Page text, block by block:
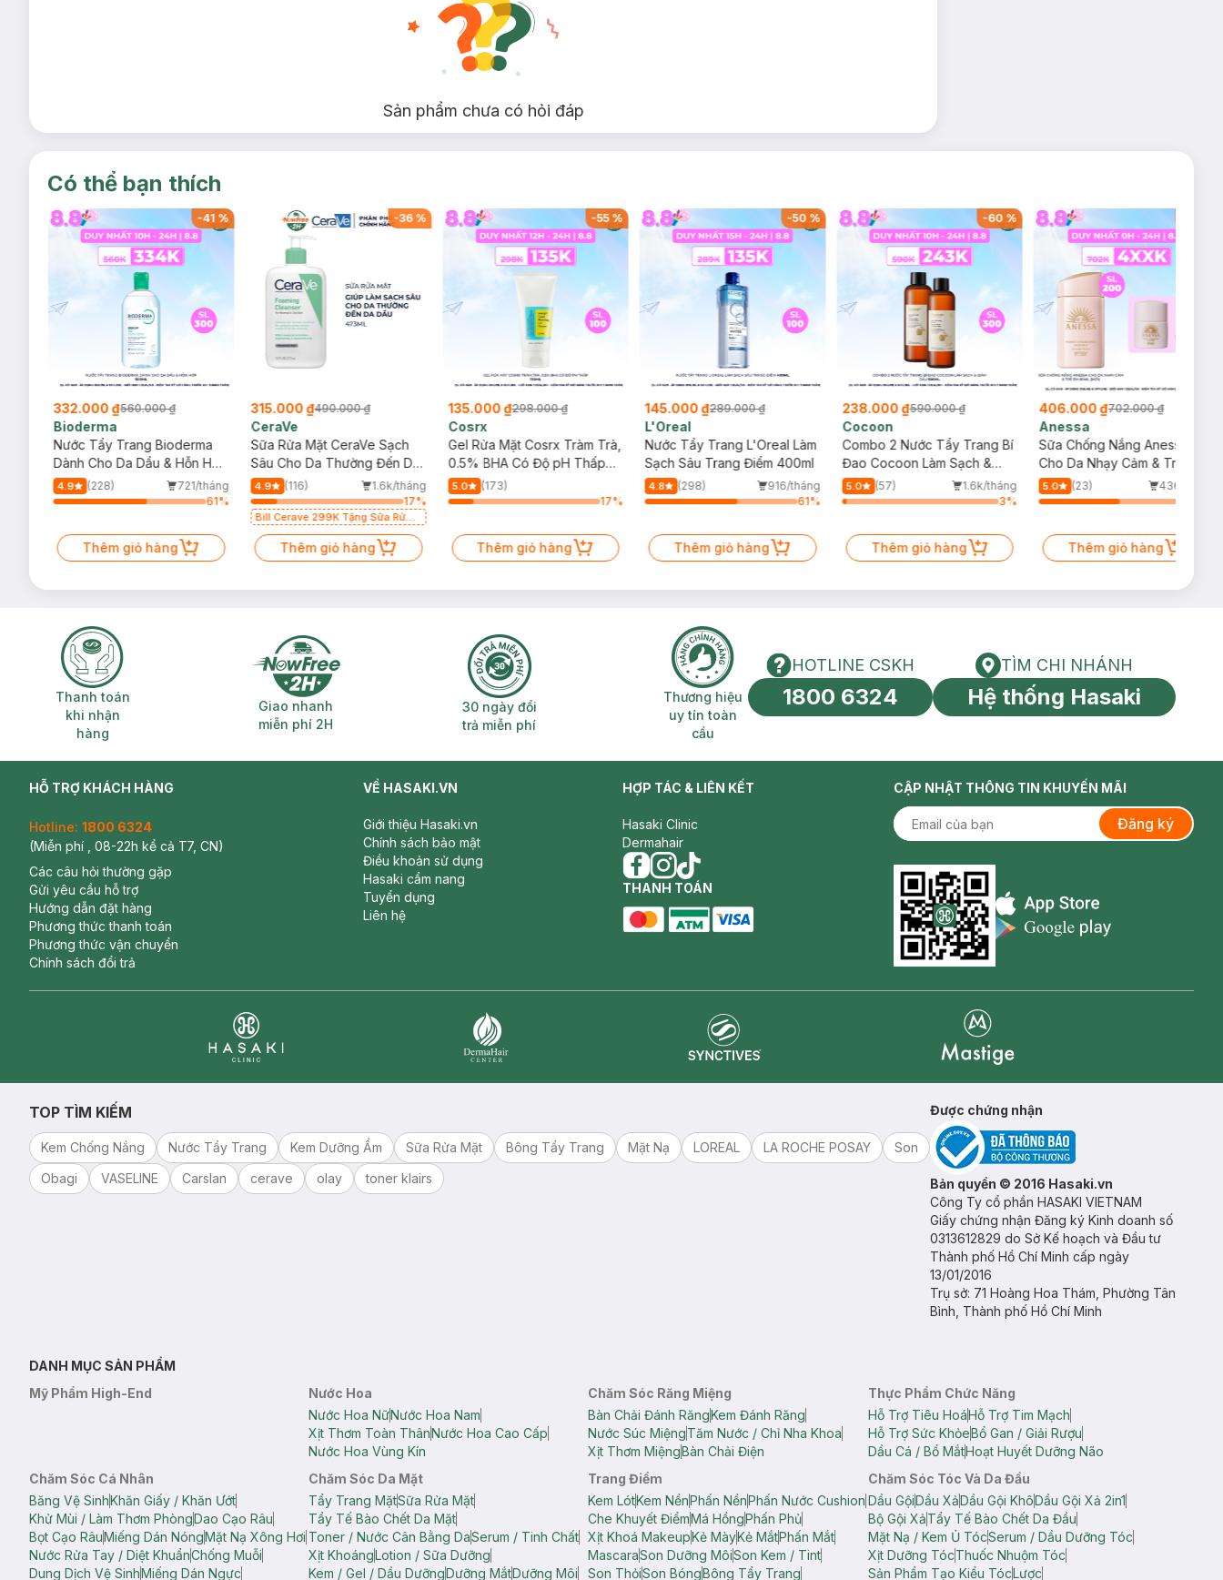
Sản phẩm chưa có hỏi đáp
Có thể bạn thích
-41 %
332.000 ₫560.000 ₫
Bioderma
Nước Tẩy Trang Bioderma
Dành Cho Da Dầu & Hỗn Hợp
500ml
4.9 (228)
721/tháng
61%
Thêm giỏ hàng
-36%
315.000 ₫490.000 ₫
CeraVe
Sữa Rửa Mặt CeraVe Sạch
Sâu Cho Da Thường Đến Da
Dầu 473ml
4.9 (116)
1.6k/tháng
17%
Bill Cerave 299K Tặng Sữa Rửa
Mặt Cerave 30ml (SL có hạn)
Thêm giỏ hàng
-55%
135.000 ₫298.000 ₫
Cosrx
Gel Rửa Mặt Cosrx Tràm Trà,
0.5% BHA Có Độ pH Thấp
150ml
5.0
(173)
17%
Thêm giỏ hàng
-50 %
145.000 ₫289.000 ₫
L'Oreal
Nước Tẩy Trang L'Oreal Làm
Sạch Sâu Trang Điểm 400ml
4.8 (298)
916/tháng
61%
Thêm giỏ hàng
-60 %
238.000 ₫590.000 ₫
Cocoon
Combo 2 Nước Tẩy Trang Bí
Đao Cocoon Làm Sạch &
Giảm Dầu 500ml
5.0 (57)
1.6k/tháng
3%
Thêm giỏ hàng
406.000 ₫702.000 ₫
Anessa
Sữa Chống Nắng Anessa
Cho Da Nhạy Cảm & Trẻ Em
60ml (Mới)
5.0 (23)
436/tháng
Thêm giỏ hàng
Thanh toán khi nhận hàng
Thanh toán
khi nhận
hàng
Giao nhanh miễn phí 2H
Giao nhanh
miễn phí 2H
30 ngày đổi trả miễn phí
30 ngày đổi
trả miễn phí
Thương hiệu uy tín toàn cầu
Thương hiệu
uy tín toàn
cầu
HOTLINE CSKH
HOTLINE CSKH
1800 6324
Tìm chi nhánh
TÌM CHI NHÁNH
Hệ thống Hasaki
HỖ TRỢ KHÁCH HÀNG
Hotline: 1800 6324
(Miễn phí , 08-22h kể cả T7, CN)
Các câu hỏi thường gặp
Gửi yêu cầu hỗ trợ
Hướng dẫn đặt hàng
Phương thức thanh toán
Phương thức vận chuyển
Chính sách đổi trả
VỀ HASAKI.VN
Giới thiệu Hasaki.vn
Chính sách bảo mật
Điều khoản sử dụng
Hasaki cẩm nang
Tuyển dụng
Liên hệ
HỢP TÁC & LIÊN KẾT
Hasaki Clinic
Dermahair
facebook
instagram
tiktok
THANH TOÁN
CẬP NHẬT THÔNG TIN KHUYẾN MÃI
Đăng ký
Appstore icon
TOP TÌM KIẾM
Kem Chống Nắng Nước Tẩy Trang Kem Dưỡng Ẩm Sữa Rửa Mặt Bông Tẩy Trang Mặt Nạ LOREAL LA ROCHE POSAY
Son
Obagi
VASELINE Carslan cerave olay toner klairs
Được chứng nhận
Bản quyền © 2016 Hasaki.vn
Công Ty cổ phần HASAKI VIETNAM
Giấy chứng nhận Đăng ký Kinh doanh số
0313612829 do Sở Kế hoạch và Đầu tư
Thành phố Hồ Chí Minh cấp ngày
13/01/2016
Trụ sở: 71 Hoàng Hoa Thám, Phường Tân
Bình, Thành phố Hồ Chí Minh
DANH MỤC SẢN PHẨM
Mỹ Phẩm High-End
Nước Hoa
Nước Hoa NữNước Hoa Nam
Xịt Thơm Toàn ThânNước Hoa Cao Cấp
Nước Hoa Vùng Kín
Chăm Sóc Răng Miệng
Bàn Chải Đánh RăngKem Đánh Răng
Nước Súc MiệngTăm Nước / Chỉ Nha Khoa
Xịt Thơm MiệngBàn Chải Điện
Thực Phẩm Chức Năng
Hỗ Trợ Tiêu HoáHỗ Trợ Tim Mạch
Hỗ Trợ Sức KhỏeBổ Gan / Giải Rượu
Dầu Cá / Bổ MắtHoạt Huyết Dưỡng Não
Chăm Sóc Cá Nhân
Băng Vệ SinhKhăn Giấy / Khăn Ướt
Khử Mùi / Làm Thơm PhòngDao Cạo Râu
Bọt Cạo RâuMiếng Dán NóngMặt Nạ Xông Hơi
Nước Rửa Tay / Diệt KhuẩnChống Muỗi
Dung Dịch Vệ SinhMiếng Dán Ngực
Chăm Sóc Da Mặt
Tẩy Trang MặtSữa Rửa Mặt
Tẩy Tế Bào Chết Da Mặt
Toner / Nước Cân Bằng DaSerum / Tinh Chất
Xịt KhoángLotion / Sữa Dưỡng
Kem / Gel / Dầu DưỡngDưỡng MắtDưỡng Môi
Trang Điểm
Kem LótKem NềnPhấn NềnPhấn Nước Cushion
Che Khuyết ĐiểmMá HồngPhấn Phủ
Xịt Khoá MakeupKẻ MàyKẻ MắtPhấn Mắt
MascaraSon Dưỡng MôiSon Kem / Tint
Son ThỏiSon BóngBông Tẩy Trang
Chăm Sóc Tóc Và Da Đầu
Dầu GộiDầu XảDầu Gội KhôDầu Gội Xả 2in1
Bộ Gội XảTẩy Tế Bào Chết Da Đầu
Mặt Nạ / Kem Ủ TócSerum / Dầu Dưỡng Tóc
Xịt Dưỡng TócThuốc Nhuộm Tóc
Sản Phẩm Tạo Kiểu TócLược